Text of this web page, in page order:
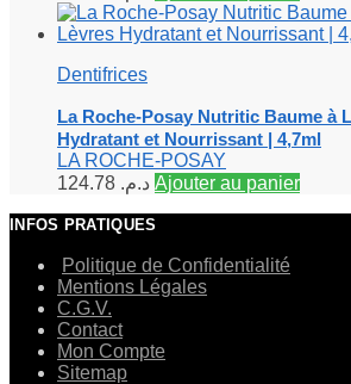
Dentifrices
La Roche-Posay Nutritic Baume à
Hydratant et Nourrissant | 4,7ml
LA ROCHE-POSAY
د.م. Ajouter au panier
INFOS PRATIQUES
Politique de Confidentialité
Mentions Légales
C.G.V.
Contact
Mon Compte
Sitemap